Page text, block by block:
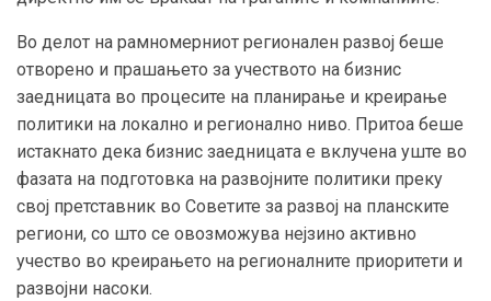
Во делот на рамномерниот регионален развој беше
отворено и прашањето за учеството на бизнис
заедницата во процесите на планирање и креирање
политики на локално и регионално ниво. Притоа беше
истакнато дека бизнис заедницата е вклучена уште во
фазата на подготовка на развојните политики преку
свој претставник во Советите за развој на планските
региони, со што се овозможува нејзино активно
учество во креирањето на регионалните приоритети и
развојни насоки.